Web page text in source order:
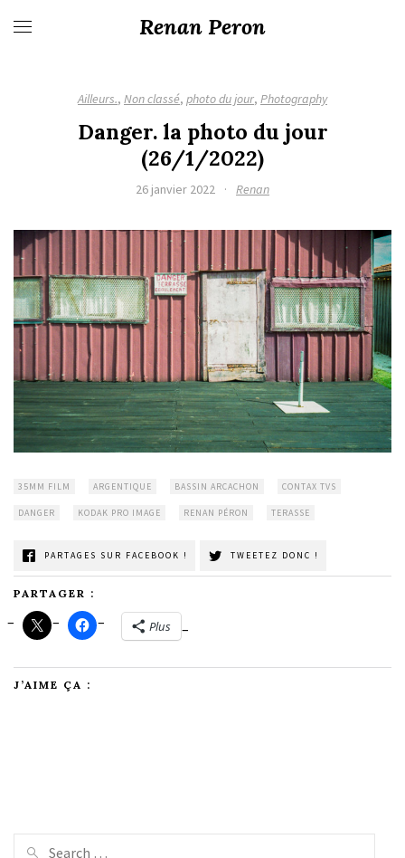
Renan Peron
Ailleurs., Non classé, photo du jour, Photography
Danger. la photo du jour
(26/1/2022)
26 janvier 2022 · Renan
35MM FILM ARGENTIQUE BASSIN ARCACHON CONTAX TVS
DANGER KODAK PRO IMAGE RENAN PÉRON TERASSE
PARTAGES SUR FACEBOOK ! TWEETEZ DONC !
PARTAGER :
Plus
J’AIME ÇA :